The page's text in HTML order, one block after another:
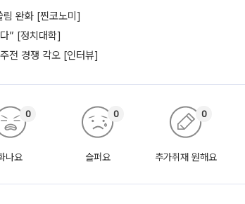
림 완화 [찐코노미]
다” [정치대학]
전 경쟁 각오 [인터뷰]
나요
0
슬퍼요
0
추가취재 원해요
0